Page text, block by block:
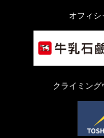
オフィシ
クライミン